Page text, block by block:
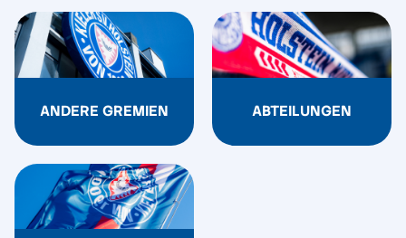
ANDERE GREMIEN ABTEILUNGEN